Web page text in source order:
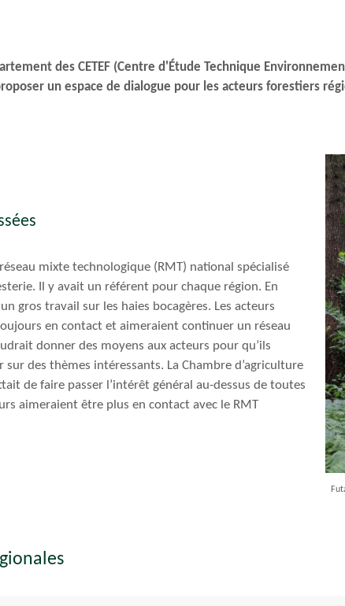
des CETEF (Centre d'Étude Technique
un espace de dialogue pour les acteurs forestiers
mixte technologique (RMT) national spécialisé
Il y avait un référent pour chaque région. En
gros travail sur les haies bocagères. Les acteurs
en contact et aimeraient continuer un réseau
donner des moyens aux acteurs pour qu’ils
des thèmes intéressants. La Chambre d’agriculture
de faire passer l’intérêt général au-dessus de toutes
aimeraient être plus en contact avec le RMT